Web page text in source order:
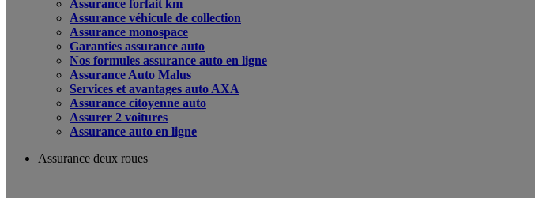
Assurance forfait km
Assurance véhicule de collection
Assurance monospace
Garanties assurance auto
Nos formules assurance auto en ligne
Assurance Auto Malus
Services et avantages auto AXA
Assurance citoyenne auto
Assurer 2 voitures
Assurance auto en ligne
Assurance deux roues